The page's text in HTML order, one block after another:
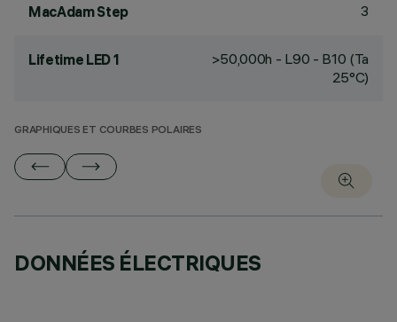
MacAdam Step 3
Lifetime LED 1
>50,000h - L90 - B10 (Ta
25°C)
GRAPHIQUES ET COURBES POLAIRES
DONNÉES ÉLECTRIQUES